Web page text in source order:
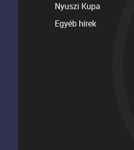
Nyuszi Kupa
Egyéb hírek